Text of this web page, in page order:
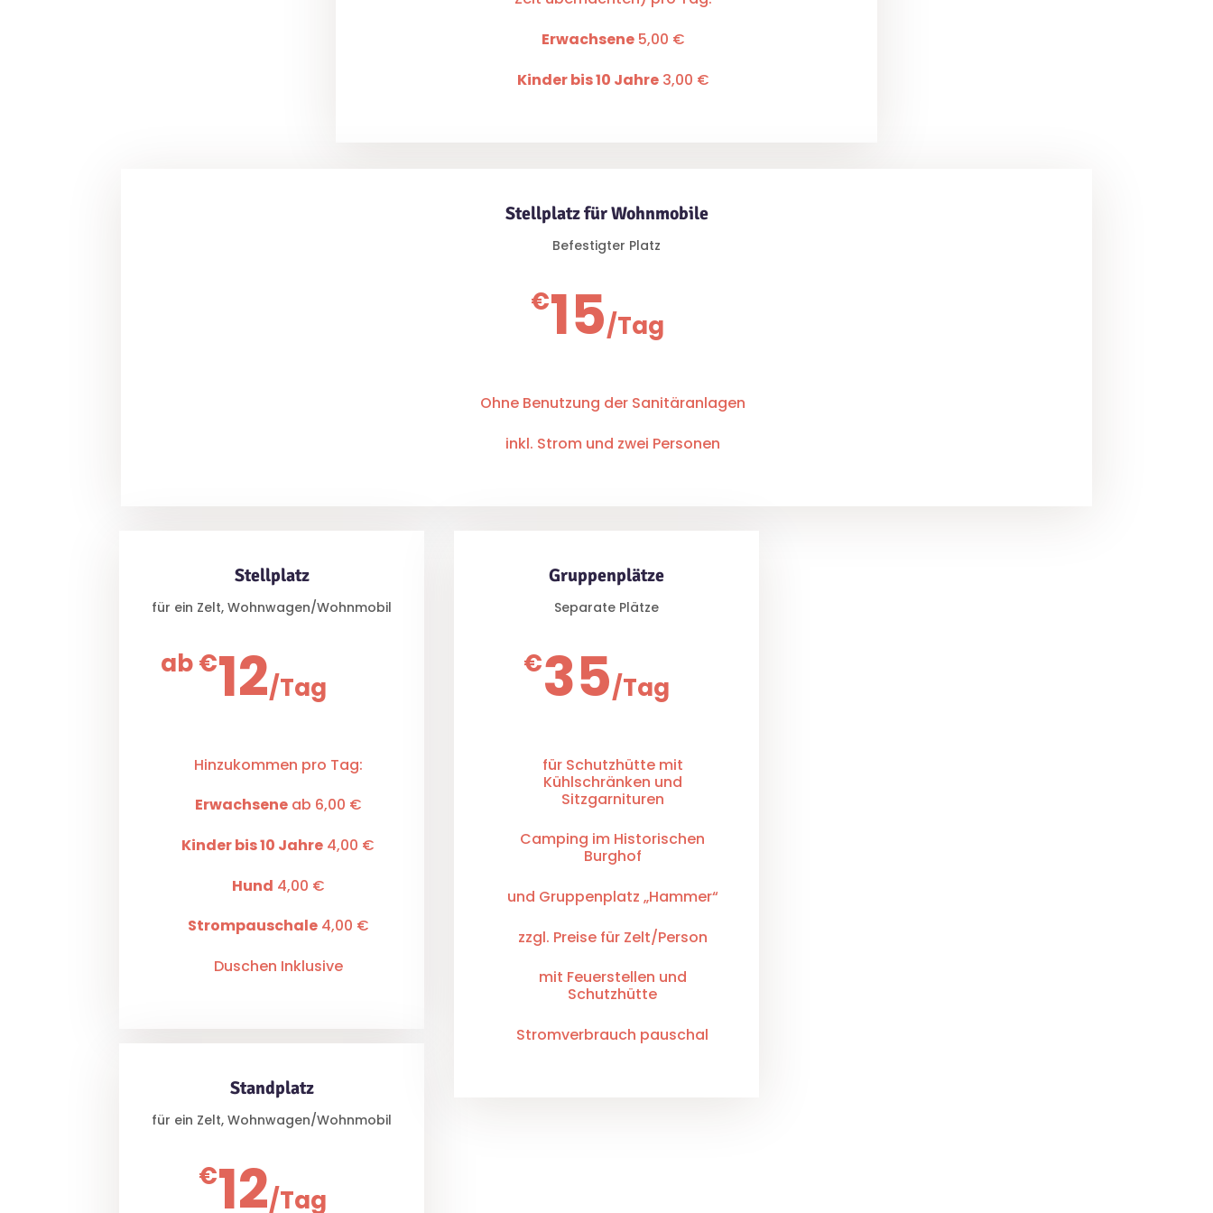
Erwachsene5,00 €
Kinder bis 10 Jahre3,00 €
Stellplatz für Wohnmobile
Befestigter Platz
€15/Tag
Ohne Benutzung der Sanitäranlagen
inkl. Strom und zwei Personen
Stellplatz
für ein Zelt, Wohnwagen/Wohnmobil
ab €12/Tag
Hinzukommen pro Tag:
Erwachseneab 6,00 €
Kinder bis 10 Jahre 4,00 €
Hund 4,00 €
Strompauschale4,00 €
Duschen Inklusive
Standplatz
für ein Zelt, Wohnwagen/Wohnmobil
€12/Tag
Gruppenplätze
Separate Plätze
€35/Tag
für Schutzhütte mit
Kühlschränken und
Sitzgarnituren
Camping im Historischen
Burghof
und Gruppenplatz „Hammer“
zzgl. Preise für Zelt/Person
mit Feuerstellen und
Schutzhütte
Stromverbrauch pauschal